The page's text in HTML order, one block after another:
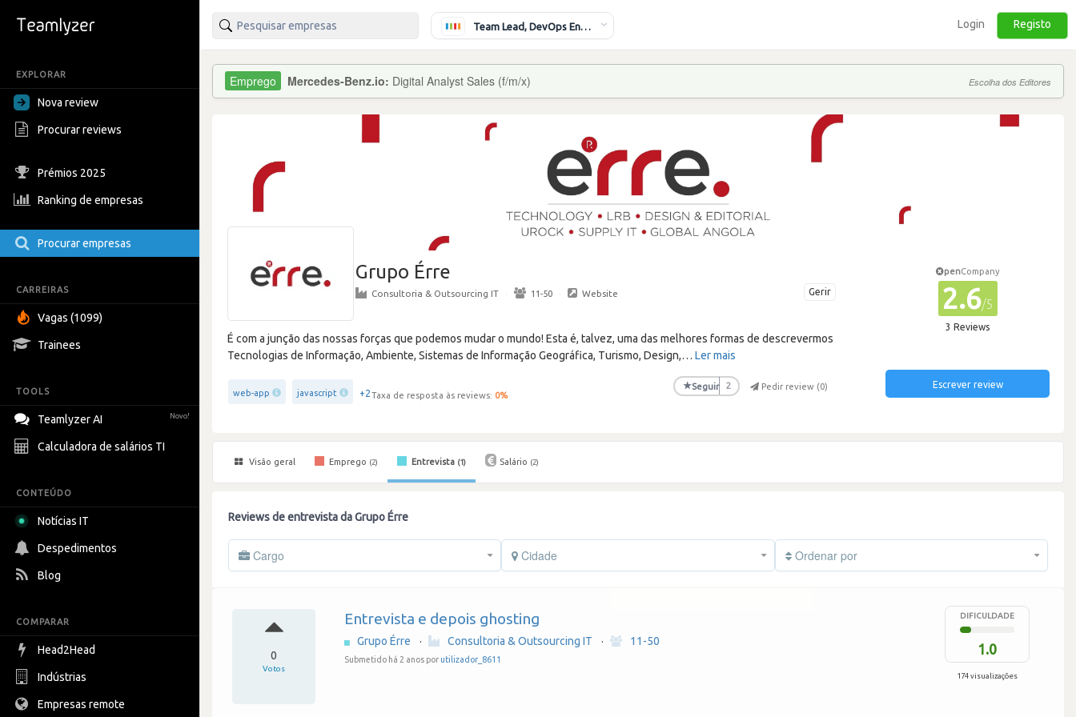
EXPLORAR
Nova review
Procurar reviews
Prémios 2025
Ranking de empresas
Procurar empresas
CARREIRAS
Vagas (1099)
Trainees
TOOLS
Teamlyzer AI Novo!
Calculadora de salários TI
CONTEÚDO
Notícias IT
Despedimentos
Blog
COMPARAR
Head2Head
Indústrias
Empresas remote
Team Lead, DevOps Engineer Login Registo
Mercedes-Benz.io: Digital Analyst Sales (f/m/x) Escolha dos Editores
Grupo Érre
Gerir
Consultoria & Outsourcing IT · 11-50 · Website
É com a junção das nossas forças que podemos mudar o mundo! Esta é, talvez, uma das melhores formas de descrevermos
Tecnologias de Informação, Ambiente, Sistemas de Informação Geográfica, Turismo, Design,… Ler mais
web-app javascript +2Taxa de resposta às reviews: 0%
★Seguir 2 Pedir review (0)
penCompany
2.6/5
3 Reviews
Escrever review
Visão geral Emprego (2) Entrevista (1) Salário (2)
Reviews de entrevista da Grupo Érre
Cargo Cidade Ordenar por
0
Votos
Entrevista e depois ghosting
Grupo Érre · Consultoria & Outsourcing IT · 11-50
Submetido há 2 anos por utilizador_8611
DIFICULDADE
1.0
174 visualizações